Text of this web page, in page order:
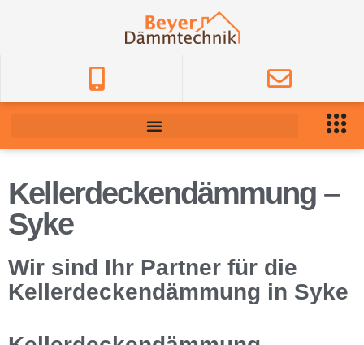
Kellerdeckendämmung –
Syke
Wir sind Ihr Partner für die
Kellerdeckendämmung in Syke